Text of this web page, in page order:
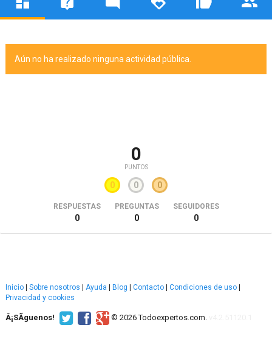
Aún no ha realizado ninguna actividad pública.
0
PUNTOS
0 0 0
RESPUESTAS
0
PREGUNTAS
0
SEGUIDORES
0
Inicio Sobre nosotros Ayuda Blog Contacto Condiciones de uso
Privacidad y cookies
Â¡SÃ­guenos! © 2026 Todoexpertos.com.